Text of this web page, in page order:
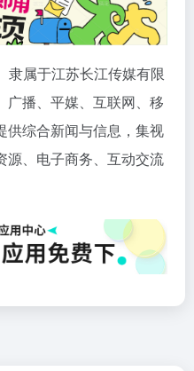
隶属于江苏长江传媒有限
广播、平媒、互联网、移
供综合新闻与信息，集视
源、电子商务、互动交流